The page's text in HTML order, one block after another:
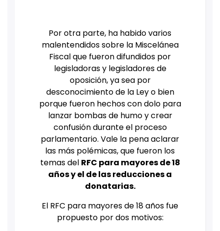
Por otra parte, ha habido varios
malentendidos sobre la Miscelánea
Fiscal que fueron difundidos por
legisladoras y legisladores de
oposición, ya sea por
desconocimiento de la Ley o bien
porque fueron hechos con dolo para
lanzar bombas de humo y crear
confusión durante el proceso
parlamentario. Vale la pena aclarar
las más polémicas, que fueron los
temas del RFC para mayores de 18
años y el de las reducciones a
donatarias.
El RFC para mayores de 18 años fue
propuesto por dos motivos: